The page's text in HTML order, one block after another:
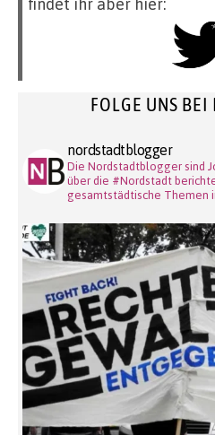
FOLGE UNS
nordstadtblogger
Die Nordstadtblogger sind
über die #Nordstadt
gesamtstädtische Themen